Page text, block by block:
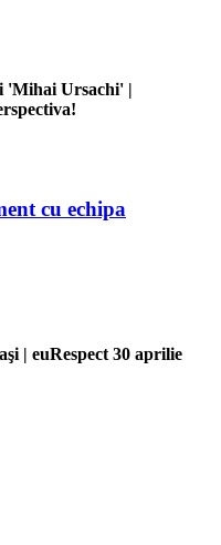
'Mihai Ursachi' |
cu echipa
| euRespect 30 aprilie